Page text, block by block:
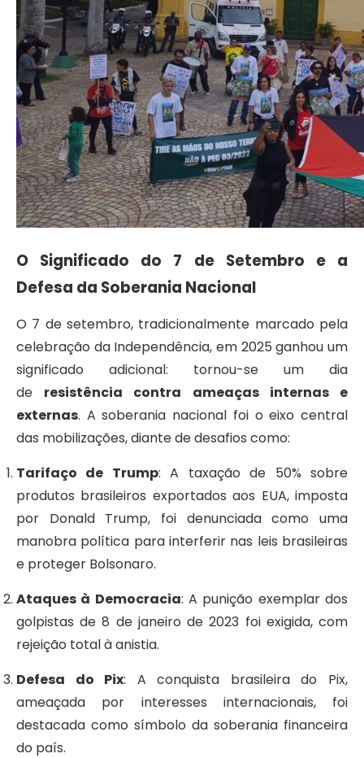
O Significado do 7 de Setembro e a
Defesa da Soberania Nacional
O 7 de setembro, tradicionalmente marcado pela
celebração da Independência, em 2025 ganhou um
significado adicional: tornou-se um dia
de resistência contra ameaças internas e
externas. A soberania nacional foi o eixo central
das mobilizações, diante de desafios como:
Tarifaço de Trump: A taxação de 50% sobre
produtos brasileiros exportados aos EUA, imposta
por Donald Trump, foi denunciada como uma
manobra política para interferir nas leis brasileiras
e proteger Bolsonaro.
Ataques à Democracia: A punição exemplar dos
golpistas de 8 de janeiro de 2023 foi exigida, com
rejeição total à anistia.
Defesa do Pix: A conquista brasileira do Pix,
ameaçada por interesses internacionais, foi
destacada como símbolo da soberania financeira
do país.